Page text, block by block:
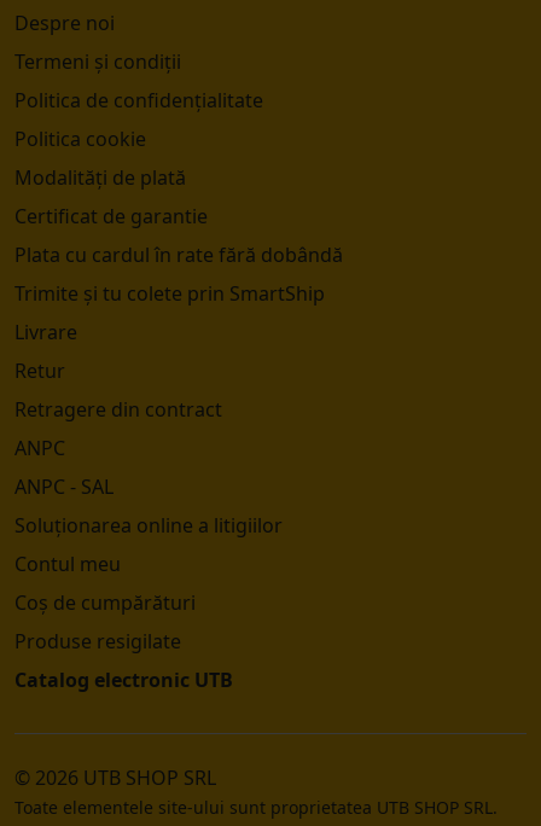
Despre noi
Termeni și condiții
Politica de confidențialitate
Politica cookie
Modalități de plată
Certificat de garantie
Plata cu cardul în rate fără dobândă
Trimite și tu colete prin SmartShip
Livrare
Retur
Retragere din contract
ANPC
ANPC - SAL
Soluționarea online a litigiilor
Contul meu
Coș de cumpărături
Produse resigilate
Catalog electronic UTB
© 2026 UTB SHOP SRL
Toate elementele site-ului sunt proprietatea UTB SHOP SRL.